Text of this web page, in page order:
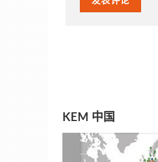
KEM 中国